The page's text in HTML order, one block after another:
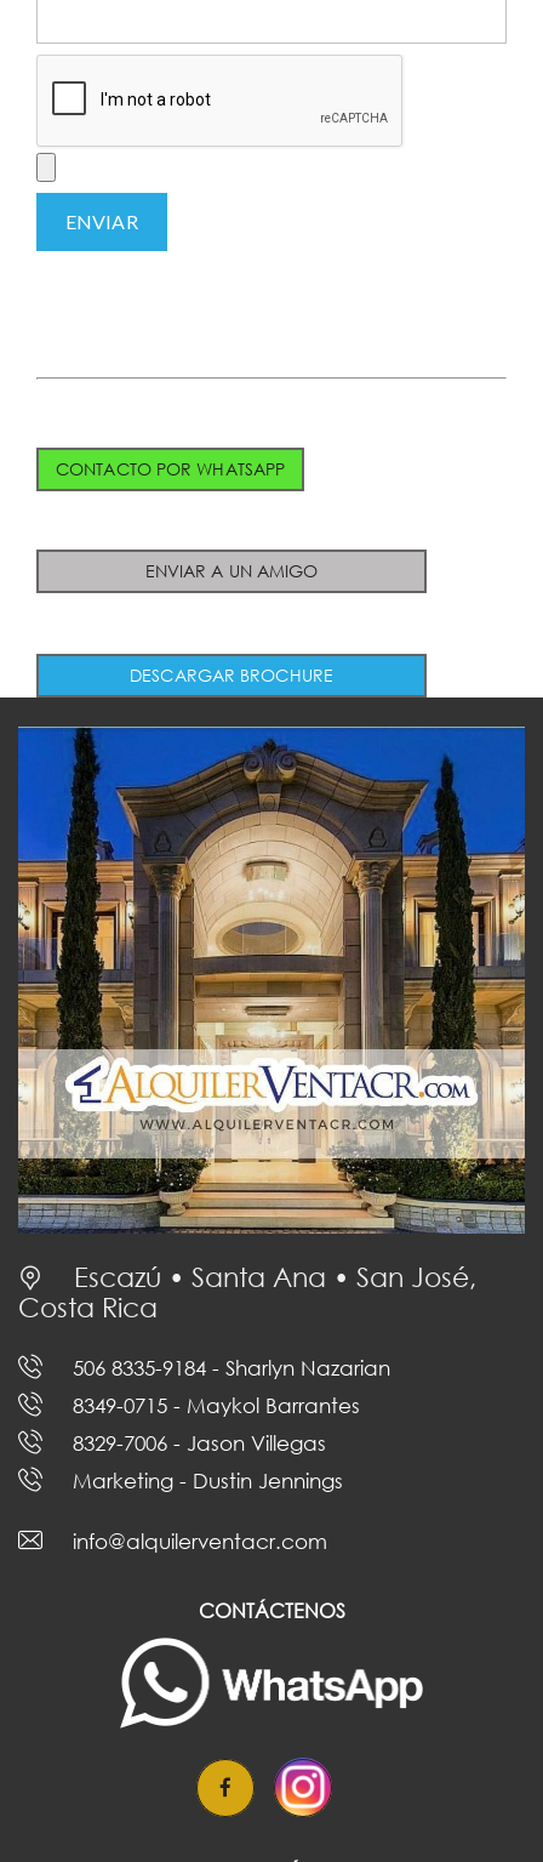
CONTACTO POR WHATSAPP
ENVIAR A UN AMIGO
DESCARGAR BROCHURE
Escazú • Santa Ana • San José,
Costa Rica
506 8335-9184 - Sharlyn Nazarian
8349-0715 - Maykol Barrantes
8329-7006 - Jason Villegas
Marketing - Dustin Jennings
info@alquilerventacr.com
CONTÁCTENOS